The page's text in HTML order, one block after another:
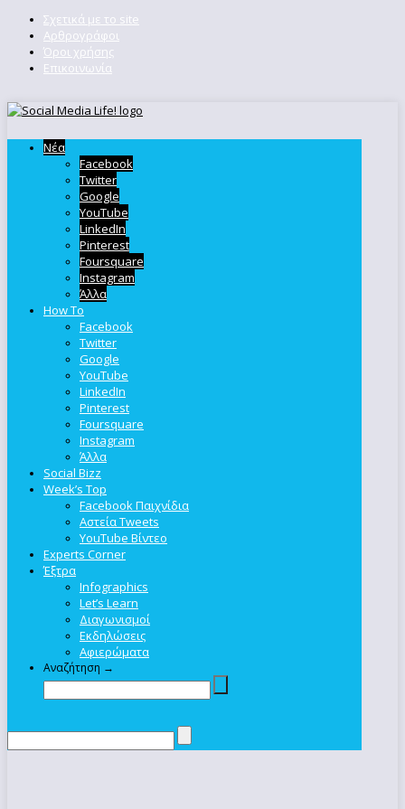
Σχετικά με το site
Αρθρογράφοι
Όροι χρήσης
Επικοινωνία
Νέα
Facebook
Twitter
Google
YouTube
LinkedIn
Pinterest
Foursquare
Instagram
Άλλα
How To
Facebook
Twitter
Google
YouTube
LinkedIn
Pinterest
Foursquare
Instagram
Άλλα
Social Bizz
Week’s Top
Facebook Παιχνίδια
Αστεία Tweets
YouTube Βίντεο
Experts Corner
Έξτρα
Infographics
Let’s Learn
Διαγωνισμοί
Εκδηλώσεις
Αφιερώματα
Αναζήτηση →